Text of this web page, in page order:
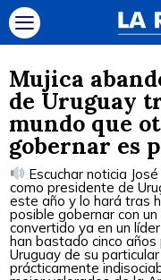
Mujica
de Uruguay
mundo que
gobernar es
Escuchar noticia
como presidente de
este año y lo hará tras
posible gobernar con
convertido ya en un
han bastado cinco
Uruguay de su
prácticamente